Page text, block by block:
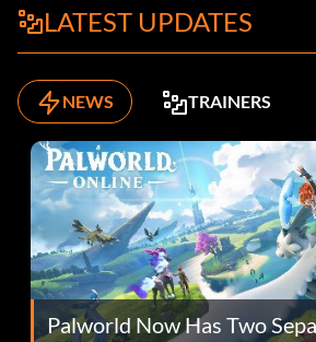
LATEST UPDATES
NEWS TRAINERS
Palworld Now Has Two